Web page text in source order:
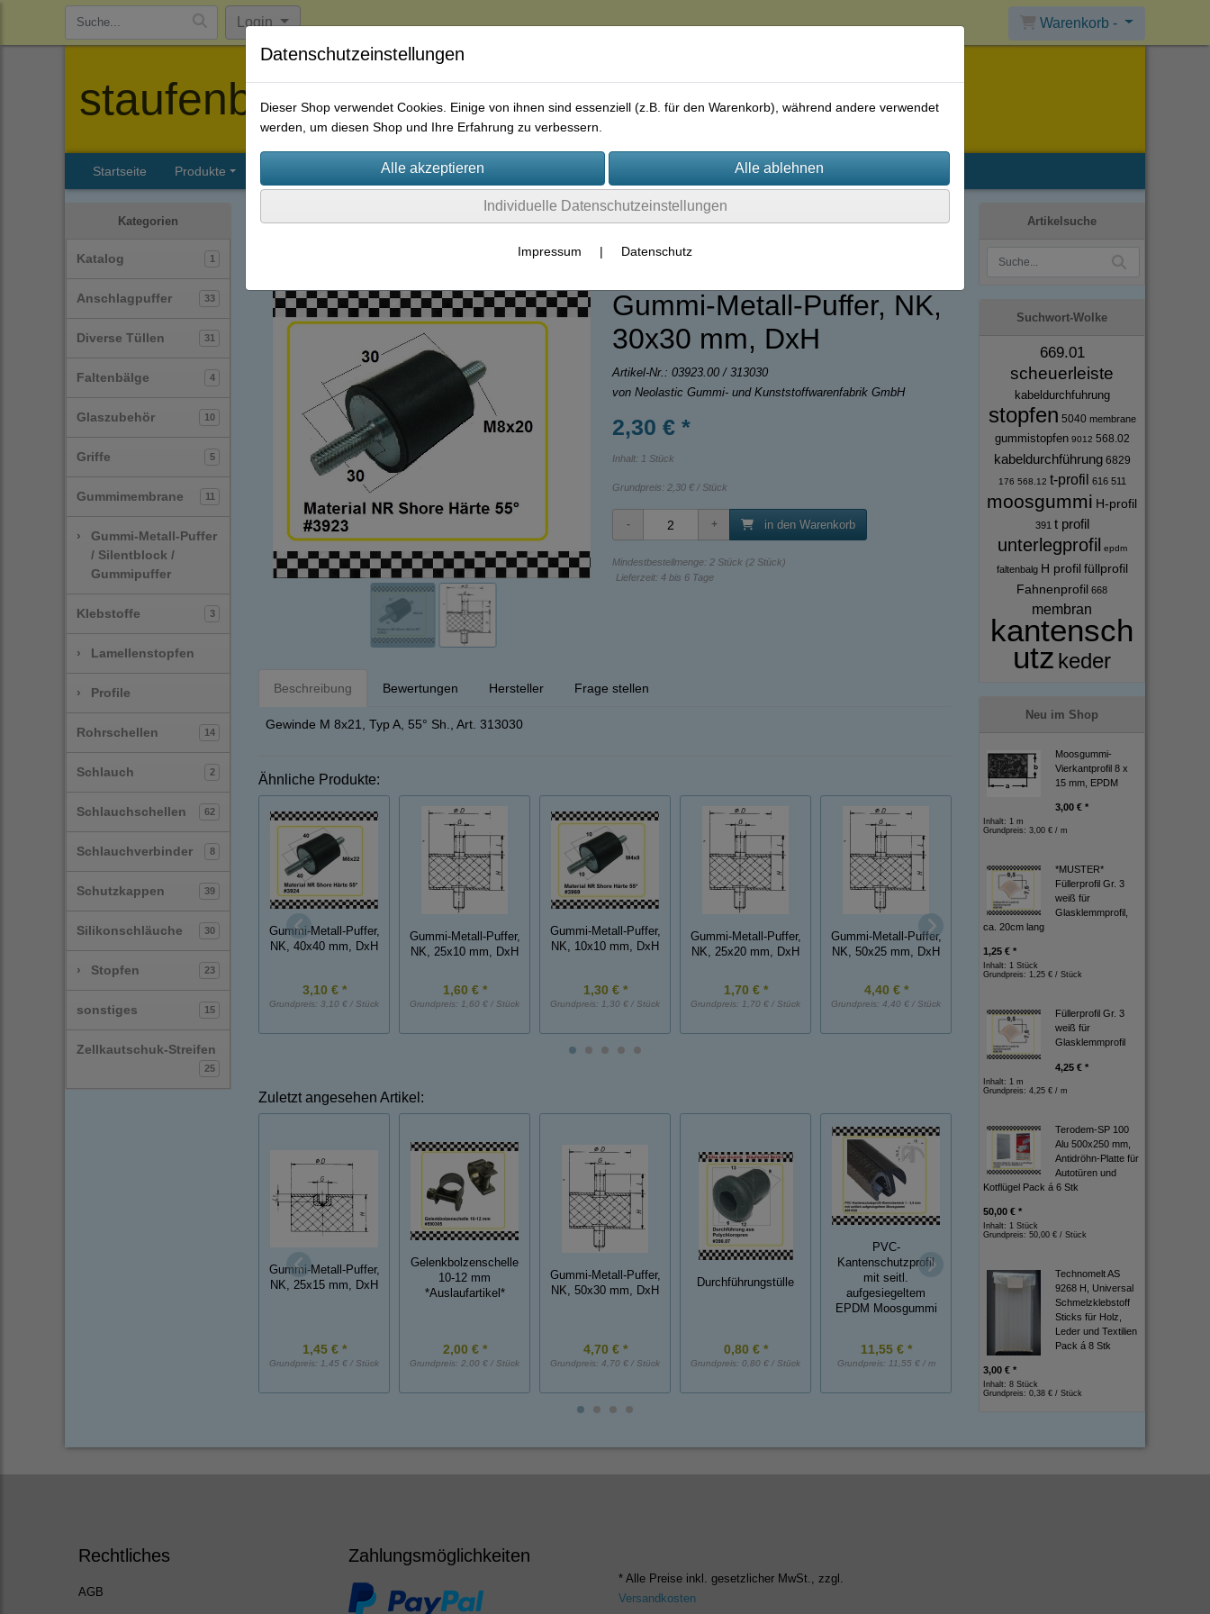
Login Warenkorb -
staufenbiel-berlin
Startseite Produkte Firmenhistorie AGB
Kategorien
Katalog 1
Anschlagpuffer 33
Diverse Tüllen 31
Faltenbälge 4
Glaszubehör 10
Griffe 5
Gummimembrane 11
›
Gummi-Metall-Puffer
/ Silentblock /
Gummipuffer
Klebstoffe 3
› Lamellenstopfen
› Profile
Rohrschellen 14
Schlauch 2
Schlauchschellen 62
Schlauchverbinder 8
Schutzkappen 39
Silikonschläuche 30
› Stopfen 23
sonstiges 15
Zellkautschuk-Streifen
25
Gummi-Metall-Puffer / Silentblock / Gummipuffer
Gummi-Metall-Puffer, NK,
30x30 mm, DxH
Artikel-Nr.: 03923.00 / 313030
von Neolastic Gummi- und Kunststoffwarenfabrik GmbH
2,30 € *
Inhalt: 1 Stück
Grundpreis: 2,30 € / Stück
in den Warenkorb
Mindestbestellmenge: 2 Stück (2 Stück)
Lieferzeit: 4 bis 6 Tage
Beschreibung Bewertungen Hersteller Frage stellen
Gewinde M 8x21, Typ A, 55° Sh., Art. 313030
Ähnliche Produkte:
Gummi-Metall-Puffer,
NK, 40x40 mm, DxH
3,10 € *
Grundpreis: 3,10 € / Stück
Gummi-Metall-Puffer,
NK, 25x10 mm, DxH
1,60 € *
Grundpreis: 1,60 € / Stück
Gummi-Metall-Puffer,
NK, 10x10 mm, DxH
1,30 € *
Grundpreis: 1,30 € / Stück
Gummi-Metall-Puffer,
NK, 25x20 mm, DxH
1,70 € *
Grundpreis: 1,70 € / Stück
Gummi-Metall-Puffer,
NK, 50x25 mm, DxH
4,40 € *
Grundpreis: 4,40 € / Stück
Gummi-Metall-Puffer,
NK, 50x20 mm, DxH
Zuletzt angesehen Artikel:
Gummi-Metall-Puffer,
NK, 25x15 mm, DxH
1,45 € *
Grundpreis: 1,45 € / Stück
Gelenkbolzenschelle
10-12 mm
*Auslaufartikel*
2,00 € *
Grundpreis: 2,00 € / Stück
Gummi-Metall-Puffer,
NK, 50x30 mm, DxH
4,70 € *
Grundpreis: 4,70 € / Stück
Durchführungstülle
0,80 € *
Grundpreis: 0,80 € / Stück
PVC-
Kantenschutzprofil
mit seitl.
aufgesiegeltem
EPDM Moosgummi
11,55 € *
Grundpreis: 11,55 € / m
Gummianschlagpuffer
0,90 € *
Fingerschutzprofil
Artikelsuche
Suchwort-Wolke
669.01
scheuerleiste
kabeldurchfuhrung
stopfen 5040 membrane
gummistopfen 9012 568.02
kabeldurchführung 6829
176 568.12 t-profil 616 511
moosgummi H-profil
391 t profil
unterlegprofil epdm
faltenbalg H profil füllprofil
Fahnenprofil 668
membran
kantensch
utz keder
Neu im Shop
Moosgummi-
Vierkantprofil 8 x
15 mm, EPDM
3,00 € *
Inhalt: 1 m
Grundpreis: 3,00 € / m
*MUSTER*
Füllerprofil Gr. 3
weiß für
Glasklemmprofil,
ca. 20cm lang
1,25 € *
Inhalt: 1 Stück
Grundpreis: 1,25 € / Stück
Füllerprofil Gr. 3
weiß für
Glasklemmprofil
4,25 € *
Inhalt: 1 m
Grundpreis: 4,25 € / m
Terodem-SP 100
Alu 500x250 mm,
Antidröhn-Platte für
Autotüren und
Kotflügel Pack á 6 Stk
50,00 € *
Inhalt: 1 Stück
Grundpreis: 50,00 € / Stück
Technomelt AS
9268 H, Universal
Schmelzklebstoff
Sticks für Holz,
Leder und Textilien
Pack á 8 Stk
3,00 € *
Inhalt: 8 Stück
Grundpreis: 0,38 € / Stück
Rechtliches
AGB
Zahlungsmöglichkeiten
* Alle Preise inkl. gesetzlicher MwSt., zzgl.
Versandkosten
Datenschutzeinstellungen
Dieser Shop verwendet Cookies. Einige von ihnen sind essenziell (z.B. für den Warenkorb), während andere verwendet
werden, um diesen Shop und Ihre Erfahrung zu verbessern.
Individuelle Datenschutzeinstellungen
Impressum | Datenschutz